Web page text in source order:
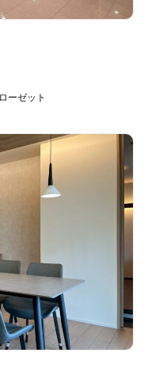
ーゼット